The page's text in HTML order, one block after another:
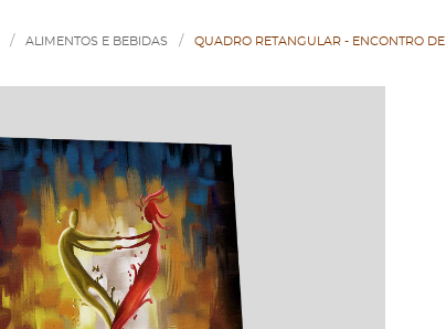
ALIMENTOS E BEBIDAS QUADRO RETANGULAR - ENCONTRO